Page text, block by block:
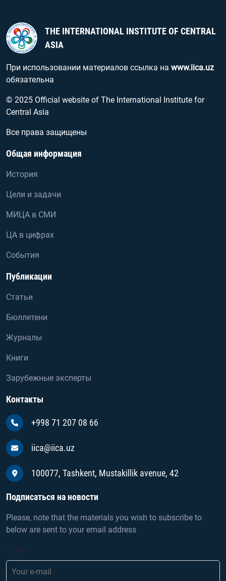
THE INTERNATIONAL INSTITUTE OF CENTRAL
ASIA
При использовании материалов ссылка на www.iica.uz
обязательна
© 2025 Official website of The International Institute for
Central Asia
Все права защищены
Общая информация
История
Цели и задачи
МИЦА в СМИ
ЦА в цифрах
События
Публикации
Статьи
Бюллетени
Журналы
Книги
Зарубежные эксперты
Контакты
+998 71 207 08 66
iica@iica.uz
100077, Tashkent, Mustakillik avenue, 42
Подписаться на новости
Please, note that the materials you wish to subscribe to
below are sent to your email address